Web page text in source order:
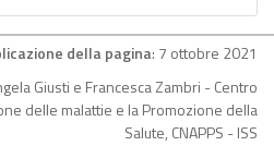
della pagina: 7 ottobre 2021
Giusti e Francesca Zambri - Centro
delle malattie e la Promozione della
Salute, CNAPPS - ISS